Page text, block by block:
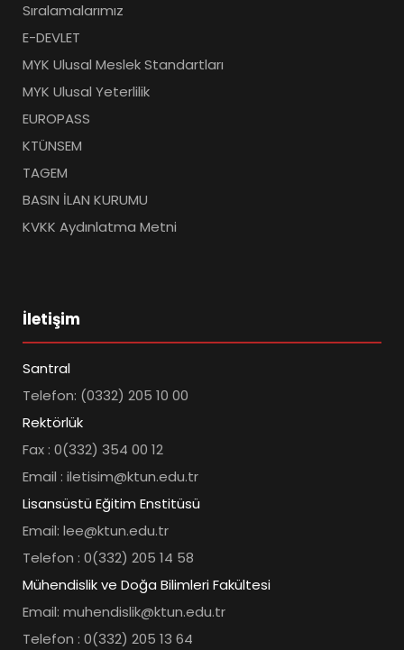
Sıralamalarımız
E-DEVLET
MYK Ulusal Meslek Standartları
MYK Ulusal Yeterlilik
EUROPASS
KTÜNSEM
TAGEM
BASIN İLAN KURUMU
KVKK Aydınlatma Metni
İletişim
Santral
Telefon: (0332) 205 10 00
Rektörlük
Fax : 0(332) 354 00 12
Email : iletisim@ktun.edu.tr
Lisansüstü Eğitim Enstitüsü
Email: lee@ktun.edu.tr
Telefon : 0(332) 205 14 58
Mühendislik ve Doğa Bilimleri Fakültesi
Email: muhendislik@ktun.edu.tr
Telefon : 0(332) 205 13 64